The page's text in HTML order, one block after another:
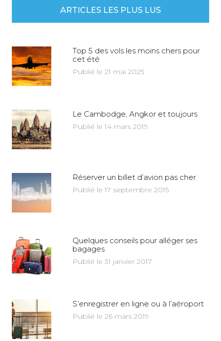
ARTICLES LES PLUS LUS
Top 5 des vols les moins chers pour
cet été
Publié le 21 mai 2025
Le Cambodge, Angkor et toujours
Publié le 14 mars 2019
Réserver un billet d’avion pas cher
Publié le 17 septembre 2015
Quelques conseils pour alléger ses
bagages
Publié le 31 janvier 2017
S’enregistrer en ligne ou à l’aéroport
Publié le 26 mars 2019